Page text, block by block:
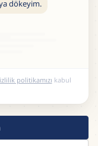
dökeyim.
politikamızı kabul